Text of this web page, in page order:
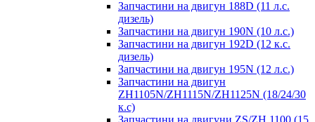
Запчастини на двигун 188D (11 л.с.
дизель)
Запчастини на двигун 190N (10 л.с.)
Запчастини на двигун 192D (12 к.с.
дизель)
Запчастини на двигун 195N (12 л.с.)
Запчастини на двигун
ZH1105N/ZH1115N/ZH1125N (18/24/30
к.с)
Запчастини на двигуни ZS/ZH 1100 (15